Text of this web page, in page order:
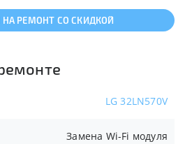
НА РЕМОНТ СО СКИДКОЙ
LG 32LN570V
Замена Wi-Fi модуля